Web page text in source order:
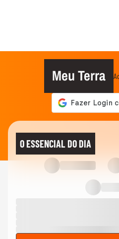
Meu Terra
O ESSENCIAL DO DIA